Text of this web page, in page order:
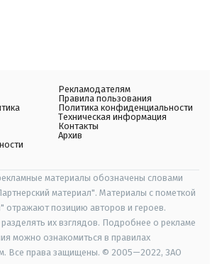
Рекламодателям
Правила пользования
Политика конфиденциальности
Техническая информация
Контакты
Архив
материалы обозначены словами
материал". Материалы с пометкой
отражают позицию авторов и героев.
их взглядов. Подробнее о рекламе
можно ознакомиться в правилах
Все права защищены. © 2005—2022, ЗАО